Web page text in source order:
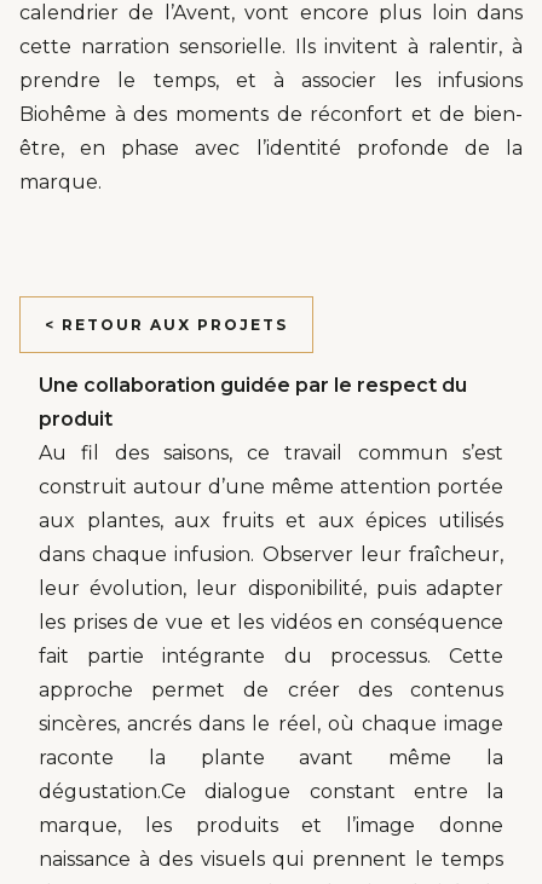
calendrier de l’Avent, vont encore plus loin dans
cette narration sensorielle. Ils invitent à ralentir, à
prendre le temps, et à associer les infusions
Biohême à des moments de réconfort et de bien-
être, en phase avec l’identité profonde de la
marque.
< RETOUR AUX PROJETS
Une collaboration guidée par le respect du
produit
Au fil des saisons, ce travail commun s’est
construit autour d’une même attention portée
aux plantes, aux fruits et aux épices utilisés
dans chaque infusion. Observer leur fraîcheur,
leur évolution, leur disponibilité, puis adapter
les prises de vue et les vidéos en conséquence
fait partie intégrante du processus. Cette
approche permet de créer des contenus
sincères, ancrés dans le réel, où chaque image
raconte la plante avant même la
dégustation.Ce dialogue constant entre la
marque, les produits et l’image donne
naissance à des visuels qui prennent le temps